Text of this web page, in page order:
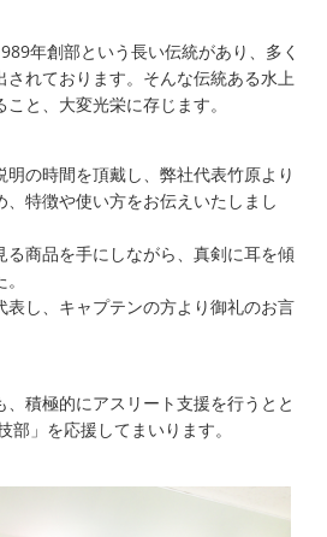
年創部という長い伝統があり、多く
れております。そんな伝統ある水上
と、大変光栄に存じます。
の時間を頂戴し、弊社代表竹原より
特徴や使い方をお伝えいたしまし
商品を手にしながら、真剣に耳を傾
表し、キャプテンの方より御礼のお言
積極的にアスリート支援を行うとと
部」を応援してまいります。